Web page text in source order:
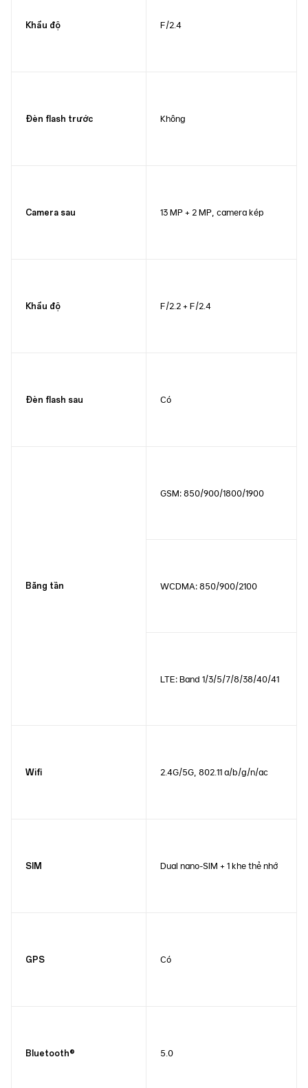
Khẩu độ F/2.4
Đèn flash trước Không
Camera sau 13 MP + 2 MP, camera kép
Khẩu độ F/2.2 + F/2.4
Đèn flash sau Có
Băng tần
GSM: 850/900/1800/1900
WCDMA: 850/900/2100
LTE: Band 1/3/5/7/8/38/40/41
Wifi 2.4G/5G, 802.11 a/b/g/n/ac
SIM Dual nano-SIM + 1 khe thẻ nhớ
GPS Có
Bluetooth® 5.0